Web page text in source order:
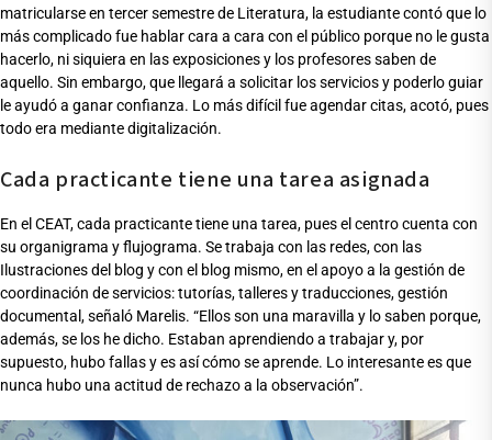
matricularse en tercer semestre de Literatura, la estudiante contó que lo
más complicado fue hablar cara a cara con el público porque no le gusta
hacerlo, ni siquiera en las exposiciones y los profesores saben de
aquello. Sin embargo, que llegará a solicitar los servicios y poderlo guiar
le ayudó a ganar confianza. Lo más difícil fue agendar citas, acotó, pues
todo era mediante digitalización.
Cada practicante tiene una tarea asignada
En el CEAT, cada practicante tiene una tarea, pues el centro cuenta con
su organigrama y flujograma. Se trabaja con las redes, con las
Ilustraciones del blog y con el blog mismo, en el apoyo a la gestión de
coordinación de servicios: tutorías, talleres y traducciones, gestión
documental, señaló Marelis. “Ellos son una maravilla y lo saben porque,
además, se los he dicho. Estaban aprendiendo a trabajar y, por
supuesto, hubo fallas y es así cómo se aprende. Lo interesante es que
nunca hubo una actitud de rechazo a la observación”.